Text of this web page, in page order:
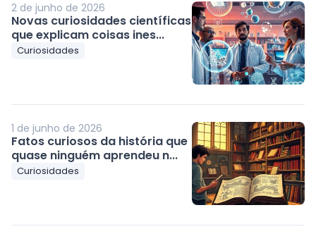
2 de junho de 2026
Novas curiosidades científicas
que explicam coisas ines...
Curiosidades
1 de junho de 2026
Fatos curiosos da história que
quase ninguém aprendeu n...
Curiosidades